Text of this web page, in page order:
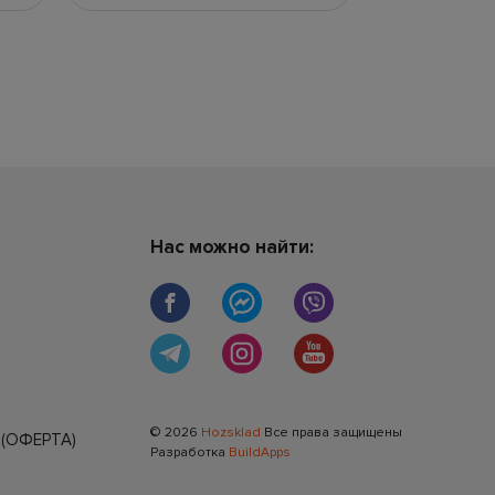
Нас можно найти:
© 2026 Hozsklad Все права защищены
Разработка BuildApps